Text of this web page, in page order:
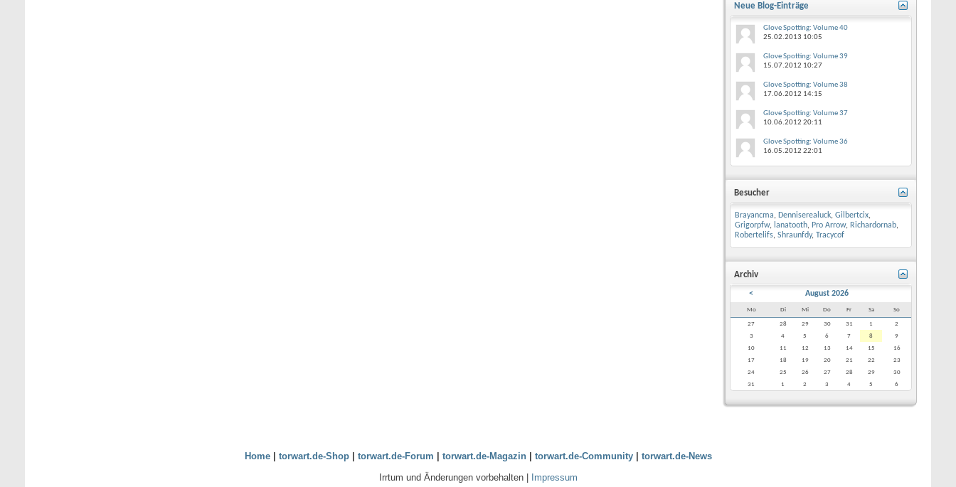
Neue Blog-Einträge
Glove Spotting: Volume 40
25.02.2013 10:05
Glove Spotting: Volume 39
15.07.2012 10:27
Glove Spotting: Volume 38
17.06.2012 14:15
Glove Spotting: Volume 37
10.06.2012 20:11
Glove Spotting: Volume 36
16.05.2012 22:01
Besucher
Brayancma, Denniserealuck, Gilbertcix,
Grigorpfw, lanatooth, Pro Arrow, Richardornab,
Robertelifs, Shraunfdy, Tracycof
Archiv
< August 2026
Mo Di Mi Do Fr Sa So
27 28 29 30 31 1
2
3
4 5 6 7 8
9
10
11 12 13 14 15
16
17
18 19 20 21 22
23
24
25 26 27 28 29
30
31
1 2 3 4 5 6
Home| torwart.de-Shop| torwart.de-Forum torwart.de-Magazin| torwart.de-Community| torwart.de-News
Irrtum und Änderungen vorbehalten |
Impressum